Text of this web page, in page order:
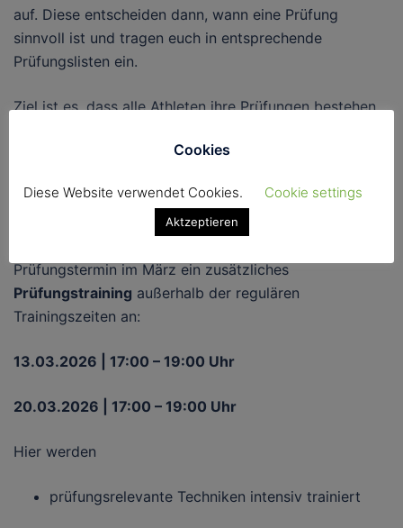
auf. Diese entscheiden dann, wann eine Prüfung
sinnvoll ist und tragen euch in entsprechende
Prüfungslisten ein.
Ziel ist es, dass alle Athleten ihre Prüfungen bestehen,
einzelne Termine kommen. Hier wird dann gemeinsam
Extra-Prüfungstraining – Dein Feinschliff
Prüfungstermin im März ein zusätzliches
Prüfungstraining außerhalb der regulären
Trainingszeiten an:
13.03.2026 | 17:00 – 19:00 Uhr
20.03.2026 | 17:00 – 19:00 Uhr
Hier werden
prüfungsrelevante Techniken intensiv trainiert
Cookies
Diese Website verwendet Cookies. Cookie settings
Aktzeptieren